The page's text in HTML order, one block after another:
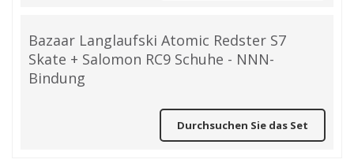
Bazaar Langlaufski Atomic Redster S7
Skate + Salomon RC9 Schuhe - NNN-
Bindung
Durchsuchen Sie das Set